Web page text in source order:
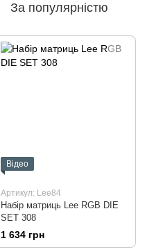
За популярністю
Відео
Артикул: Lee84
Набір матриць Lee RGB DIE
SET 308
1 634 грн